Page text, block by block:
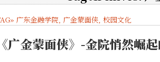
广东金融学院, 广金蒙面侠, 校园文化
《广金蒙面侠》-金院悄然崛